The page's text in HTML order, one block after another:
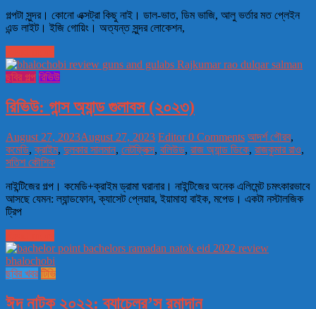
গল্পটা সুন্দর। কোনো এক্সট্রা কিছু নাই। ডাল-ভাত, ডিম ভাজি, আলু ভর্তার মত প্লেইন
এন্ড লাইট। ইজি গোয়িং। অত্যন্ত সুন্দর লোকেশন,
ছবির গল্প রিভিউ
রিভিউ: গান্স অ্যান্ড গুলাবস (২০২৩)
August 27, 2023August 27, 2023 Editor0 Comments আদর্শ গৌরব,
কমেডি,ক্রাইম, দুলকার সালমান, নেটফ্লিক্স, বলিউড, রাজ অ্যান্ড ডিকে, রাজকুমার রাও,
সতিশ কৌশিক
নাইন্টিজের গল্প। কমেডি+ক্রাইম ড্রামা ঘরানার। নাইন্টিজের অনেক এলিমেন্ট চমৎকারভাবে
আসছে যেমন: ল্যান্ডফোন, ক্যাসেট প্লেয়ার, ইয়ামাহা বাইক, মপেড। একটা নস্টালজিক
ট্রিপ
ছবির খবর টিভি
ঈদ নাটক ২০২২: ব্যাচেলর’স রমাদান